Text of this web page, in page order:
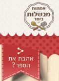
אהבת את
הספר?